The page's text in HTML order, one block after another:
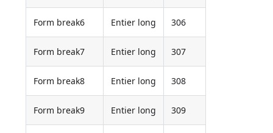
Form break6 Entier long 306
Form break7 Entier long 307
Form break8 Entier long 308
Form break9 Entier long 309